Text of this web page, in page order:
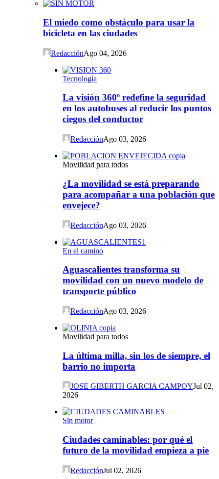
El miedo como obstáculo para usar la
bicicleta en las ciudades
RedacciónAgo 04, 2026
Tecnología
La visión 360º redefine la seguridad
en los autobuses al reducir los puntos
ciegos del conductor
RedacciónAgo 03, 2026
Movilidad para todos
¿La movilidad se está preparando
para acompañar a una población que
envejece?
RedacciónAgo 03, 2026
En el camino
Aguascalientes transforma su
movilidad con un nuevo modelo de
transporte público
RedacciónAgo 03, 2026
Movilidad para todos
La última milla, sin los de siempre, el
barrio no importa
JOSE GIBERTH GARCIA CAMPOYJul 02,
2026
Sin motor
Ciudades caminables: por qué el
futuro de la movilidad empieza a pie
RedacciónJul 02, 2026